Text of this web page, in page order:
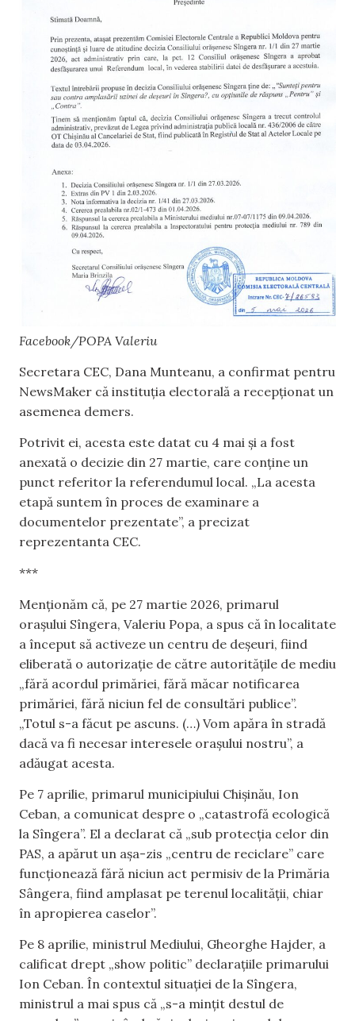
Facebook/POPA Valeriu
Secretara CEC, Dana Munteanu, a confirmat pentru
NewsMaker că instituția electorală a recepționat un
asemenea demers.
Potrivit ei, acesta este datat cu 4 mai și a fost
anexată o decizie din 27 martie, care conține un
punct referitor la referendumul local. „La acesta
etapă suntem în proces de examinare a
documentelor prezentate”, a precizat
reprezentanta CEC.
***
Menționăm că, pe 27 martie 2026, primarul
orașului Sîngera, Valeriu Popa, a spus că în localitate
a început să activeze un centru de deșeuri, fiind
eliberată o autorizație de către autoritățile de mediu
„fără acordul primăriei, fără măcar notificarea
primăriei, fără niciun fel de consultări publice”.
„Totul s-a făcut pe ascuns. (…) Vom apăra în stradă
dacă va fi necesar interesele orașului nostru”, a
adăugat acesta.
Pe 7 aprilie, primarul municipiului Chișinău, Ion
Ceban, a comunicat despre o „catastrofă ecologică
la Sîngera”. El a declarat că „sub protecția celor din
PAS, a apărut un așa-zis „centru de reciclare” care
funcționează fără niciun act permisiv de la Primăria
Sângera, fiind amplasat pe terenul localității, chiar
în apropierea caselor”.
Pe 8 aprilie, ministrul Mediului, Gheorghe Hajder, a
calificat drept „show politic” declarațiile primarului
Ion Ceban. În contextul situației de la Sîngera,
ministrul a mai spus că „s-a mințit destul de